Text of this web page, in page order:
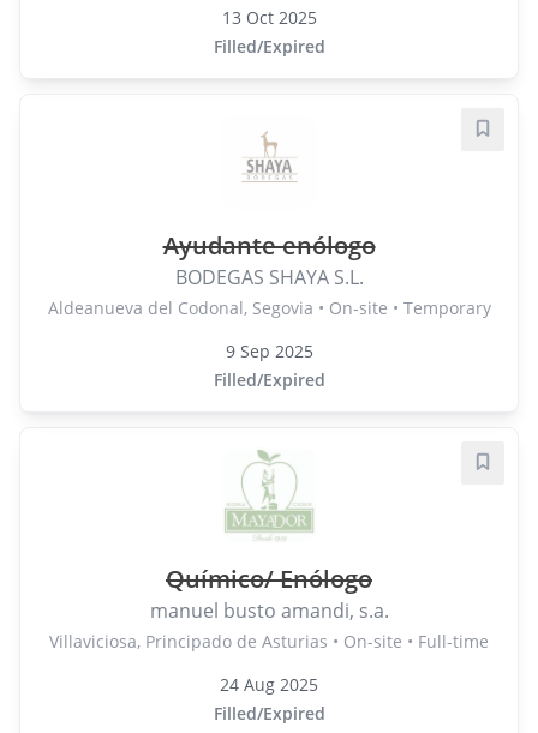
13 Oct 2025
Filled/Expired
Ayudante enólogo
BODEGAS SHAYA S.L.
Aldeanueva del Codonal, Segovia • On-site • Temporary
9 Sep 2025
Filled/Expired
Save
Químico/ Enólogo
manuel busto amandi, s.a.
Villaviciosa, Principado de Asturias • On-site • Full-time
24 Aug 2025
Filled/Expired
Save